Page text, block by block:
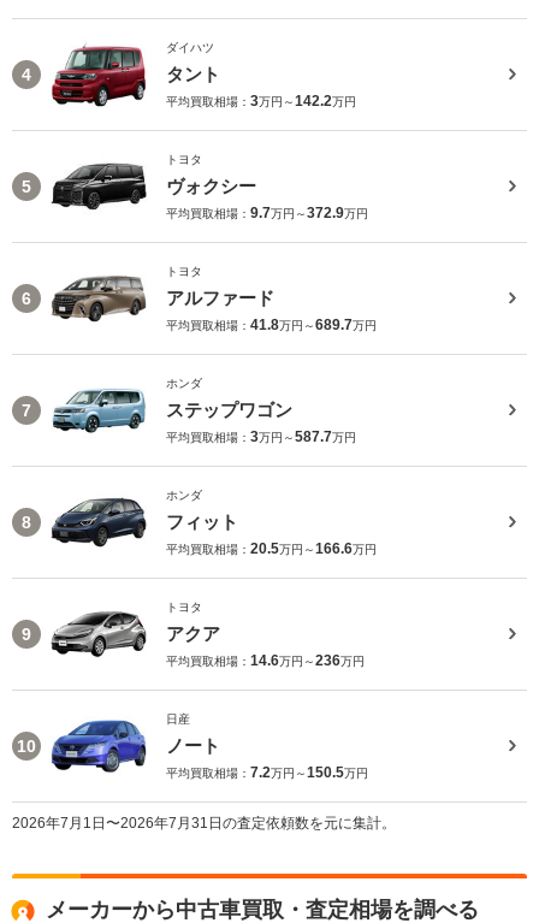
4
ダイハツ
タント
平均買取相場： 3万円～142.2万円
5
トヨタ
ヴォクシー
平均買取相場： 9.7万円～372.9万円
6
トヨタ
アルファード
平均買取相場： 41.8万円～689.7万円
7
ホンダ
ステップワゴン
平均買取相場： 3万円～587.7万円
8
ホンダ
フィット
平均買取相場： 20.5万円～166.6万円
9
トヨタ
アクア
平均買取相場： 14.6万円～236万円
10
日産
ノート
平均買取相場： 7.2万円～150.5万円
2026年7月1日〜2026年7月31日の査定依頼数を元に集計。
メーカーから中古車買取・査定相場を調べる